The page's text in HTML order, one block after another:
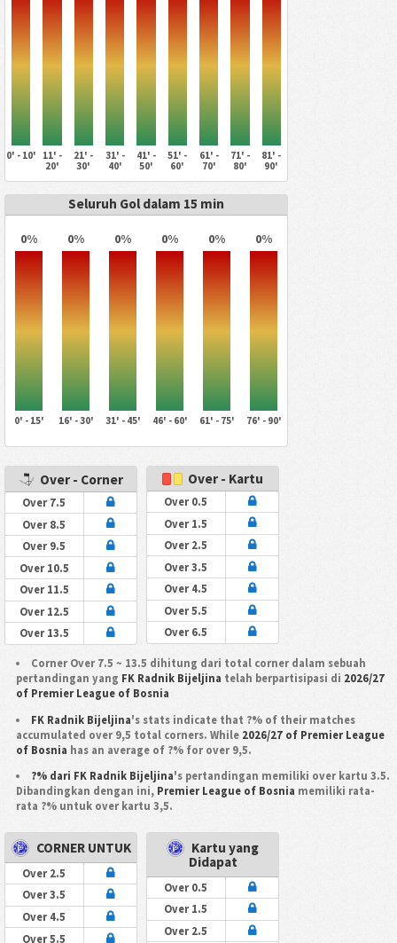
0' - 10'
11' -
20'
21' -
30'
31' -
40'
41' -
50'
51' -
60'
61' -
70'
71' -
80'
81' -
90'
Seluruh Gol dalam 15 min
0% 0% 0% 0% 0% 0%
0' - 15' 16' - 30' 31' - 45' 46' - 60' 61' - 75' 76' - 90'
Over - Corner
Over 7.5
Over 8.5
Over 9.5
Over 10.5
Over 11.5
Over 12.5
Over 13.5
Over - Kartu
Over 0.5
Over 1.5
Over 2.5
Over 3.5
Over 4.5
Over 5.5
Over 6.5
Corner Over 7.5 ~ 13.5 dihitung dari total corner dalam sebuah
pertandingan yang FK Radnik Bijeljina telah berpartisipasi di 2026/27
of Premier League of Bosnia
FK Radnik Bijeljina's stats indicate that ?% of their matches
accumulated over 9,5 total corners. While 2026/27 of Premier League
of Bosnia has an average of ?% for over 9,5.
?% dari FK Radnik Bijeljina's pertandingan memiliki over kartu 3.5.
Dibandingkan dengan ini, Premier League of Bosnia memiliki rata-
rata ?% untuk over kartu 3,5.
CORNER UNTUK
Over 2.5
Over 3.5
Over 4.5
Over 5.5
Kartu yang
Didapat
Over 0.5
Over 1.5
Over 2.5